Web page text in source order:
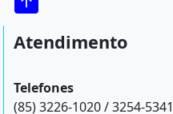
Atendimento
Telefones
(85) 3226-1020 / 3254-5341